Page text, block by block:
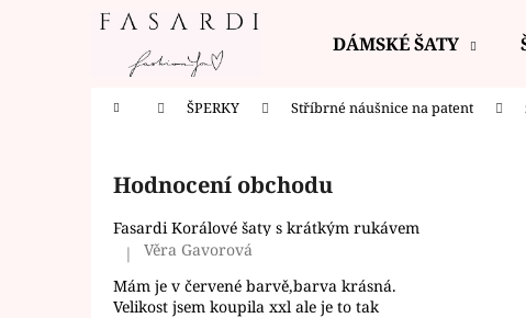
DÁMSKÉ ŠATY
Domů ŠPERKY Stříbrné náušnice na patent
Hodnocení obchodu
Fasardi Korálové šaty s krátkým rukávem
Hodnocení produktu je 5 z 5 hvězdiček.
|
Věra Gavorová
Mám je v červené barvě,barva krásná.
Velikost jsem koupila xxl ale je to tak